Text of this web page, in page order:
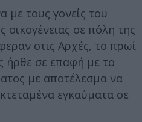
με τους γονείς του
οικογένειας σε πόλη της
στις Αρχές, το πρωί
ήρθε σε επαφή με το
με αποτέλεσμα να
εγκαύματα σε